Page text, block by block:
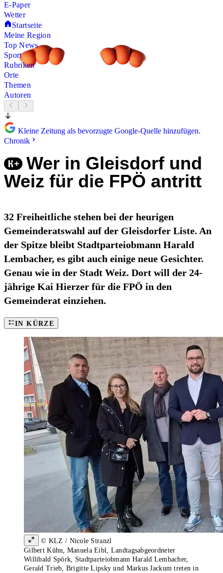
E-Paper
Wetter
Startseite
Meine Region
Top News
Sport
Rubriken
Orte
Themen
Autoren
Kleine Zeitung als bevorzugte Google-Quelle hinzufügen.
Chronik
Wer in Gleisdorf und
Weiz für die FPÖ antritt
32 Freiheitliche stehen bei der heurigen
Gemeinderatswahl auf der Gleisdorfer Liste. An
der Spitze bleibt Stadtparteiobmann Harald
Lembacher, es gibt auch einige neue Gesichter.
Genau wie in der Stadt Weiz. Dort will der 24-
jährige Kai Hierzer für die FPÖ in den
Gemeinderat einziehen.
IN KÜRZE
© KLZ / Nicole Stranzl
Gilbert Kühn, Manuela Eibl, Landtagsabgeordneter
Willibald Spörk, Stadtparteiobmann Harald Lembacher,
Gerald Trieb, Brigitte Lipsky und Markus Jackum treten in